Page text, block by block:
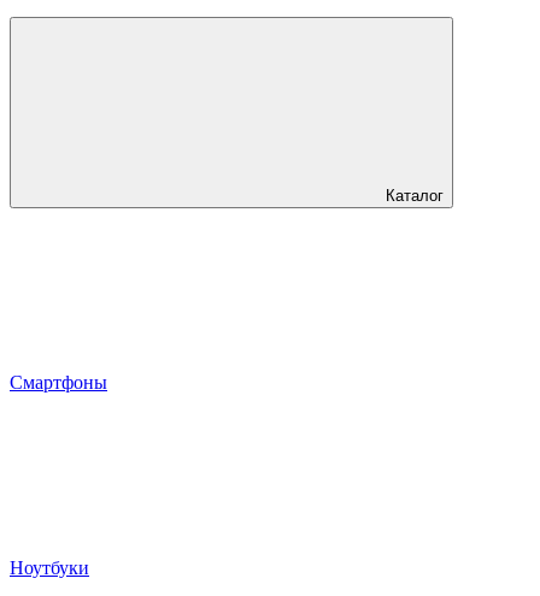
Каталог
Смартфоны
Ноутбуки